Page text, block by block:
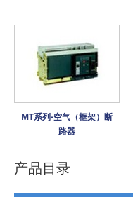
MT系列-空气（框架）断
路器
产品目录